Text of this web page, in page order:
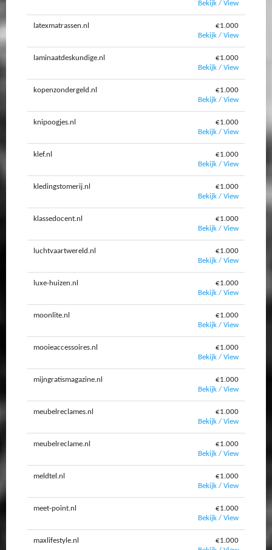
Bekijk / View
latexmatrassen.nl
€1.000
Bekijk / View
laminaatdeskundige.nl
€1.000
Bekijk / View
kopenzondergeld.nl
€1.000
Bekijk / View
knipoogjes.nl
€1.000
Bekijk / View
klef.nl
€1.000
Bekijk / View
kledingstomerij.nl
€1.000
Bekijk / View
klassedocent.nl
€1.000
Bekijk / View
luchtvaartwereld.nl
€1.000
Bekijk / View
luxe-huizen.nl
€1.000
Bekijk / View
moonlite.nl
€1.000
Bekijk / View
mooieaccessoires.nl
€1.000
Bekijk / View
mijngratismagazine.nl
€1.000
Bekijk / View
meubelreclames.nl
€1.000
Bekijk / View
meubelreclame.nl
€1.000
Bekijk / View
meldtel.nl
€1.000
Bekijk / View
meet-point.nl
€1.000
Bekijk / View
maxlifestyle.nl
€1.000